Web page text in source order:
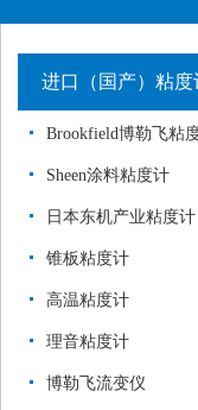
进口（国产）粘度
Brookfield博勒飞粘
Sheen涂料粘度计
日本东机产业粘度计
锥板粘度计
高温粘度计
理音粘度计
博勒飞流变仪